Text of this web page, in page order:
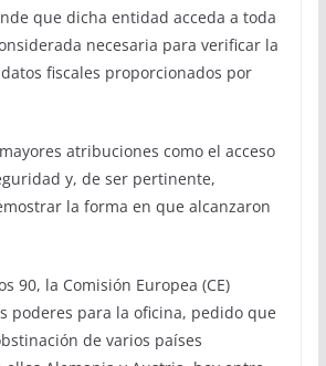
que dicha entidad acceda a toda
necesaria para verificar la
fiscales proporcionados por
atribuciones como el acceso
y, de ser pertinente,
la forma en que alcanzaron
90, la Comisión Europea (CE)
poderes para la oficina, pedido que
de varios países